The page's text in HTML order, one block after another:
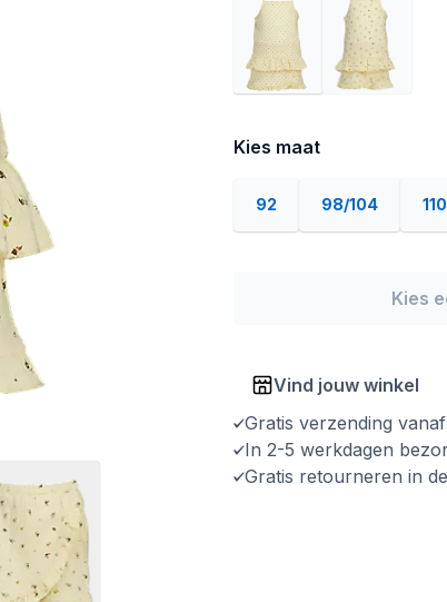
Kies maat
92 98/104
Kies
Vind jouw winkel
Gratis verzending
In 2-5 werkdagen
Gratis retourneren in